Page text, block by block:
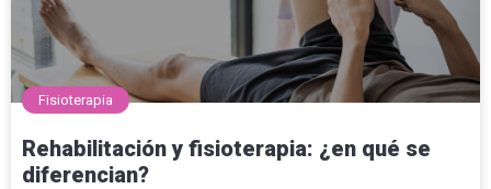
Fisioterapia
Rehabilitación y fisioterapia: ¿en qué se
diferencian?